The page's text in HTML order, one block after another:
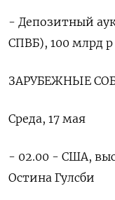
- Депозитный
СПВБ), 100 млрд р
ЗАРУБЕЖНЫЕ
Среда, 17 мая
- 02.00 - США,
Остина Гулсби